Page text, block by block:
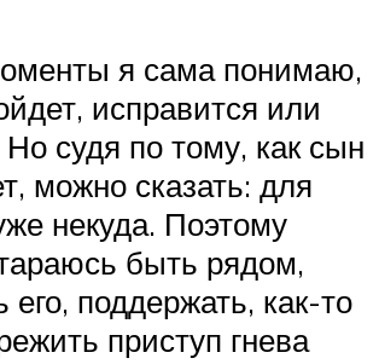
я сама понимаю,
исправится или
Но судя по тому, как сын
можно сказать: для
некуда. Поэтому
быть рядом,
поддержать, как-то
приступ гнева